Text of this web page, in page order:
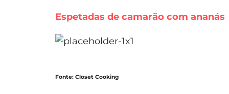
Espetadas de camarão com ananás
Fonte: Closet Cooking